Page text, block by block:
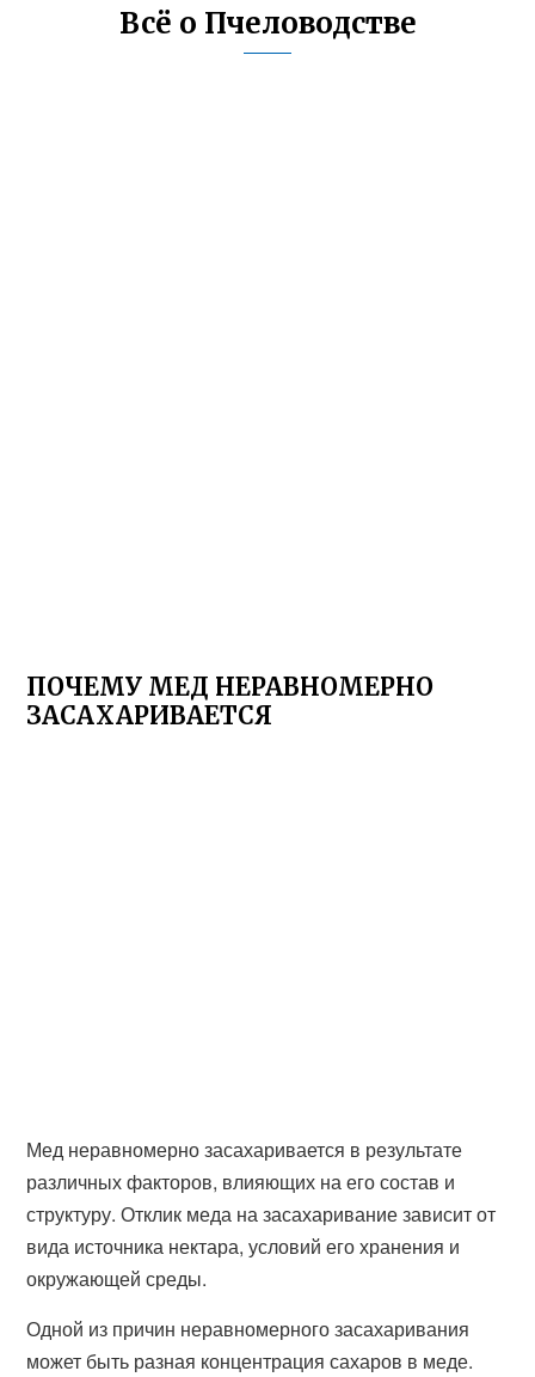
Всё о Пчеловодстве
ПОЧЕМУ МЕД НЕРАВНОМЕРНО
ЗАСАХАРИВАЕТСЯ
Мед неравномерно засахаривается в результате
различных факторов, влияющих на его состав и
структуру. Отклик меда на засахаривание зависит от
вида источника нектара, условий его хранения и
окружающей среды.
Одной из причин неравномерного засахаривания
может быть разная концентрация сахаров в меде.